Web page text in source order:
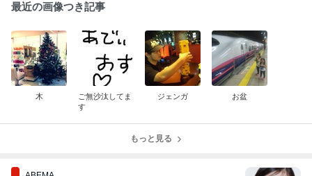
最近の画像つき記事
木
ご無沙汰してま
す
ジェンガ お盆
もっと見る